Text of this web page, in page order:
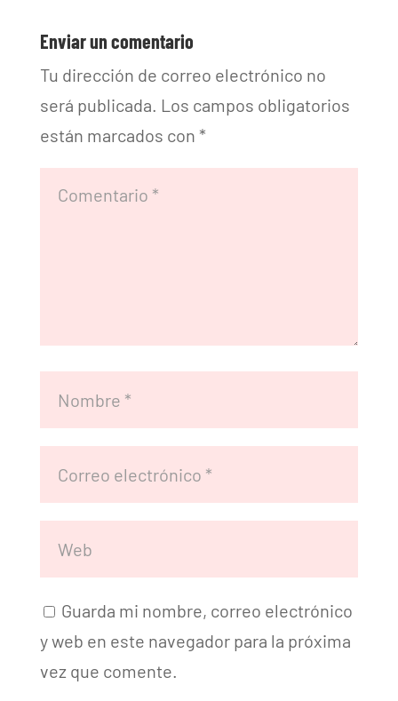
Enviar un comentario
Tu dirección de correo electrónico no
será publicada. Los campos obligatorios
están marcados con *
Guarda mi nombre, correo electrónico
y web en este navegador para la próxima
vez que comente.